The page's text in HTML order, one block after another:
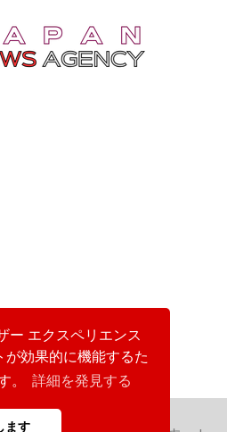
ー エクスペリエンス
が効果的に機能するた
。
詳細を発見する
ます